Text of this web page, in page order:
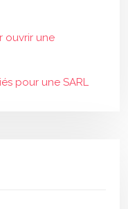
ouvrir une
pour une SARL